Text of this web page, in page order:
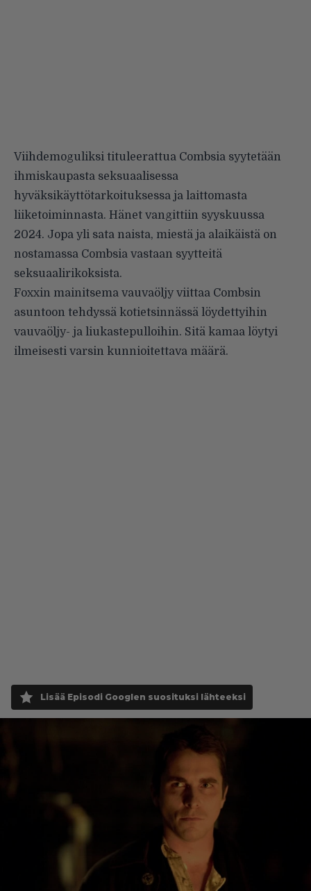
Viihdemoguliksi tituleerattua Combsia syytetään
ihmiskaupasta seksuaalisessa
hyväksikäyttötarkoituksessa ja laittomasta
liiketoiminnasta. Hänet vangittiin syyskuussa
2024. Jopa yli sata naista, miestä ja alaikäistä on
nostamassa Combsia vastaan syytteitä
seksuaalirikoksista.
Foxxin mainitsema vauvaöljy viittaa Combsin
asuntoon tehdyssä kotietsinnässä löydettyihin
vauvaöljy- ja liukastepulloihin. Sitä kamaa löytyi
ilmeisesti varsin kunnioitettava määrä.
Lisää Episodi Googlen suosituksi lähteeksi